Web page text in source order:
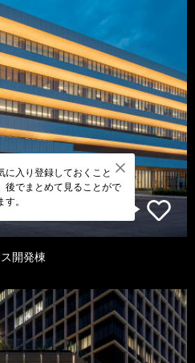
に入り登録しておくこと
後でまとめて見ることがで
す。
開発棟